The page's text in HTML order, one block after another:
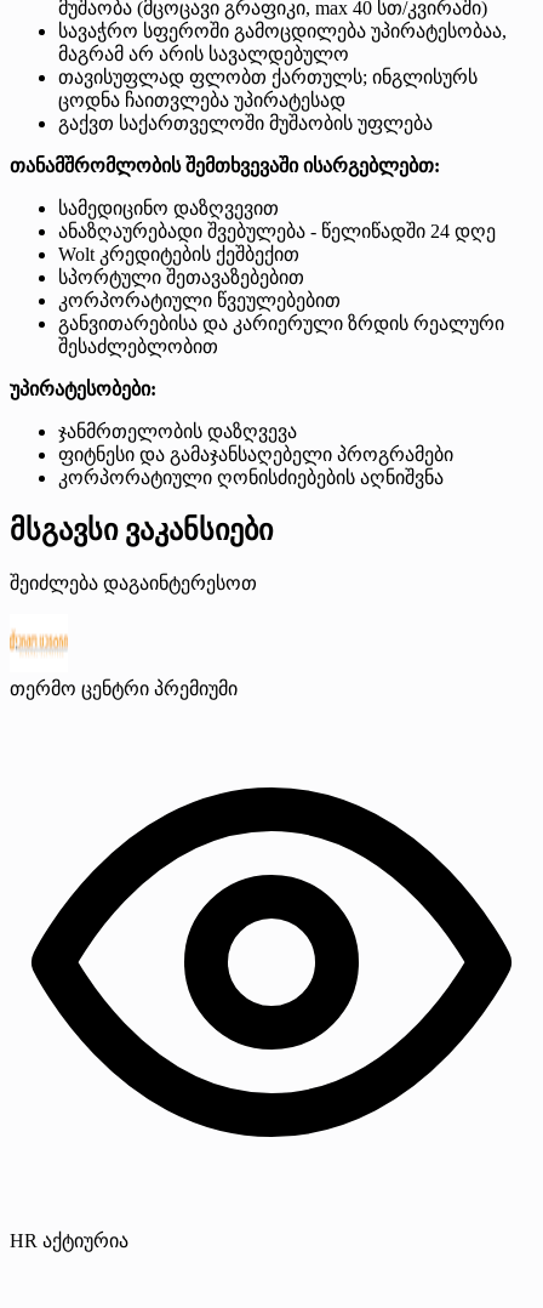
მუშაობა (მცოცავი გრაფიკი, max 40 სთ/კვირაში)
სავაჭრო სფეროში გამოცდილება უპირატესობაა,
მაგრამ არ არის სავალდებულო
თავისუფლად ფლობთ ქართულს; ინგლისურს
ცოდნა ჩაითვლება უპირატესად
გაქვთ საქართველოში მუშაობის უფლება
თანამშრომლობის შემთხვევაში ისარგებლებთ:
სამედიცინო დაზღვევით
ანაზღაურებადი შვებულება - წელიწადში 24 დღე
Wolt კრედიტების ქეშბექით
სპორტული შეთავაზებებით
კორპორატიული წვეულებებით
განვითარებისა და კარიერული ზრდის რეალური
შესაძლებლობით
უპირატესობები:
ჯანმრთელობის დაზღვევა
ფიტნესი და გამაჯანსაღებელი პროგრამები
კორპორატიული ღონისძიებების აღნიშვნა
მსგავსი ვაკანსიები
შეიძლება დაგაინტერესოთ
თერმო ცენტრი პრემიუმი
HR აქტიურია